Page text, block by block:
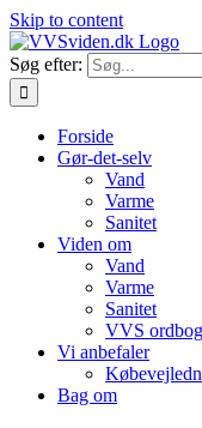
Skip to content
Søg efter:
Forside
Gør-det-selv
Vand
Varme
Sanitet
Viden om
Vand
Varme
Sanitet
VVS
Vi anbefaler
Bag om